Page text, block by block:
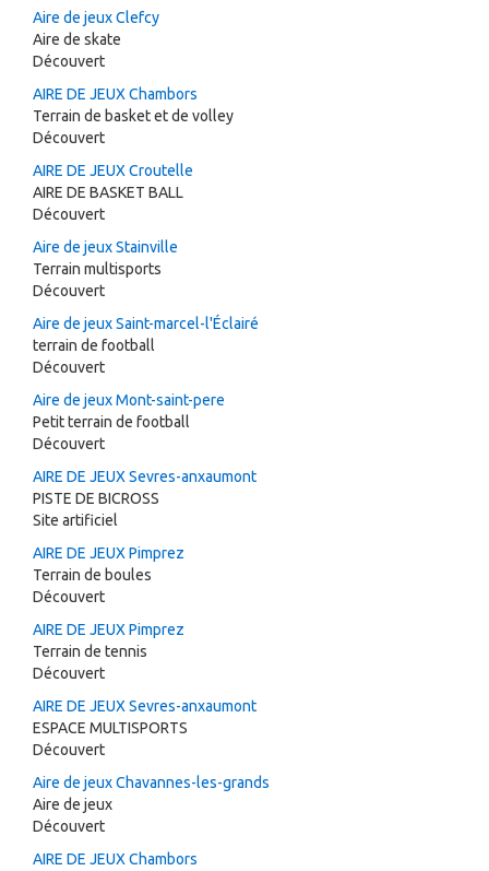
Aire de jeux Clefcy
Aire de skate
Découvert
AIRE DE JEUX Chambors
Terrain de basket et de volley
Découvert
AIRE DE JEUX Croutelle
AIRE DE BASKET BALL
Découvert
Aire de jeux Stainville
Terrain multisports
Découvert
Aire de jeux Saint-marcel-l'Éclairé
terrain de football
Découvert
Aire de jeux Mont-saint-pere
Petit terrain de football
Découvert
AIRE DE JEUX Sevres-anxaumont
PISTE DE BICROSS
Site artificiel
AIRE DE JEUX Pimprez
Terrain de boules
Découvert
AIRE DE JEUX Pimprez
Terrain de tennis
Découvert
AIRE DE JEUX Sevres-anxaumont
ESPACE MULTISPORTS
Découvert
Aire de jeux Chavannes-les-grands
Aire de jeux
Découvert
AIRE DE JEUX Chambors